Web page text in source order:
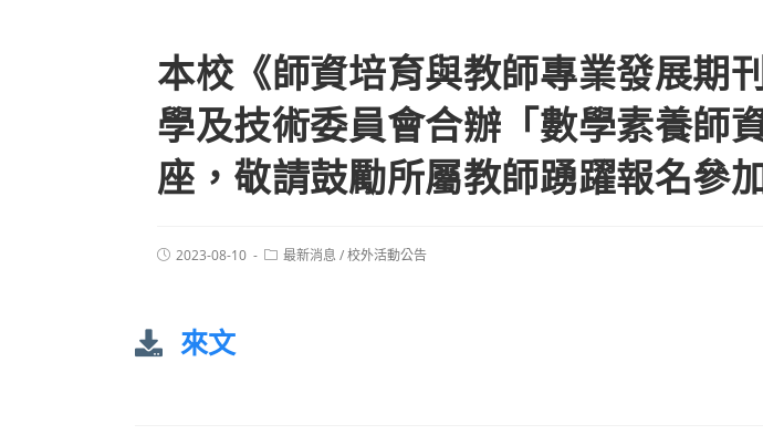
本校《師資培育與教師專業發展期
學及技術委員會合辦「數學素養師
座，敬請鼓勵所屬教師踴躍報名參
2023-08-10 最新消息 /校外活動公告
來文